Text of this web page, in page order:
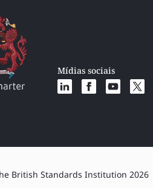
Mídias sociais
British Standards Institution 2026